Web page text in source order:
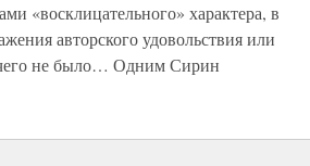
«восклицательного» характера, в
авторского удовольствия или
не было… Одним Сирин